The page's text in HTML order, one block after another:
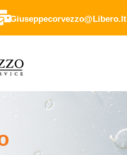
Giuseppecorvezzo@libero.it